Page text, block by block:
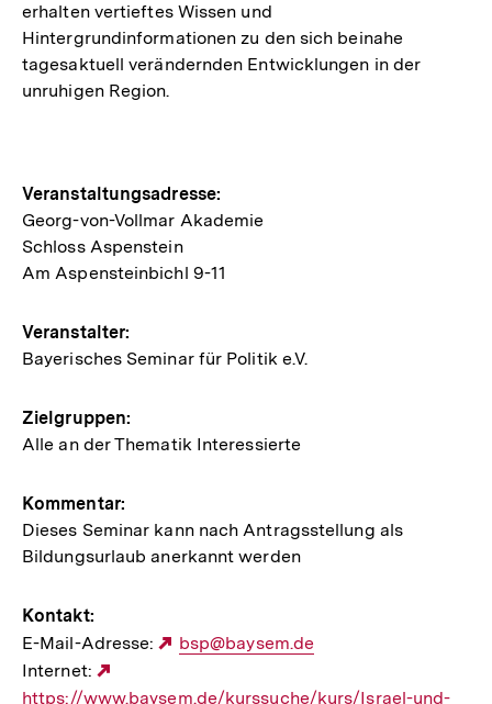
erhalten vertieftes Wissen und
Hintergrundinformationen zu den sich beinahe
tagesaktuell verändernden Entwicklungen in der
unruhigen Region.
Hinweise
zur
Veranstaltung
Veranstaltungsadresse:
Georg-von-Vollmar Akademie
Schloss Aspenstein
Am Aspensteinbichl 9-11
Veranstalter:
Bayerisches Seminar für Politik e.V.
Zielgruppen:
Alle an der Thematik Interessierte
Kommentar:
Dieses Seminar kann nach Antragsstellung als
Bildungsurlaub anerkannt werden
Kontakt:
E-Mail-Adresse:
Externer
bsp@baysem.de
Internet:
Link:
https://www.baysem.de/kurssuche/kurs/Israel-und-